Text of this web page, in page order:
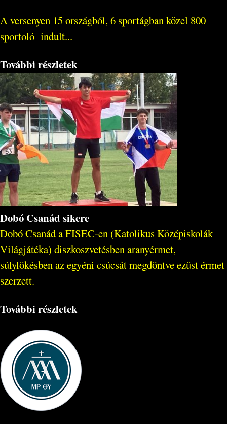
A versenyen 15 országból, 6 sportágban közel 800
sportoló indult...
További részletek
Dobó Csanád sikere
Dobó Csanád a FISEC-en (Katolikus Középiskolák
Világjátéka) diszkoszvetésben aranyérmet,
súlylökésben az egyéni csúcsát megdöntve ezüst érmet
szerzett.
További részletek